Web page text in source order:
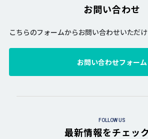
お問い合わせ
こちらのフォームからお問い合わせいただ
お問い合わせフォーム
FOLLOW US
最新情報をチェッ